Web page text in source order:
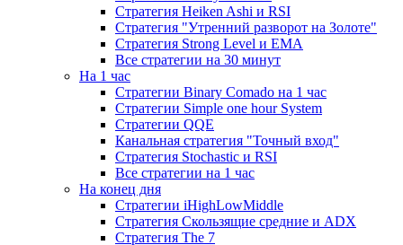
Стратегия Heiken Ashi и RSI
Стратегия "Утренний разворот на Золоте"
Стратегия Strong Level и EMA
Все стратегии на 30 минут
На 1 час
Стратегии Binary Comado на 1 час
Стратегии Simple one hour System
Стратегии QQE
Канальная стратегия "Точный вход"
Стратегия Stochastic и RSI
Все стратегии на 1 час
На конец дня
Стратегии iHighLowMiddle
Стратегия Скользящие средние и ADX
Стратегия The 7